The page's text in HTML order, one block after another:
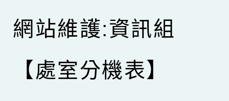
網站維護:資訊組
【處室分機表】